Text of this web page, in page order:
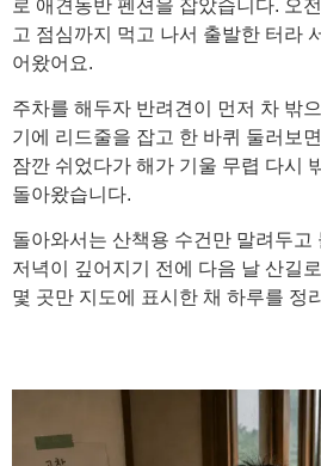
로 애견동반 펜션을 잡았습니다. 오
고 점심까지 먹고 나서 출발한 터라
어왔어요.
주차를 해두자 반려견이 먼저 차 밖
기에 리드줄을 잡고 한 바퀴 둘러보
잠깐 쉬었다가 해가 기울 무렵 다시
돌아왔습니다.
돌아와서는 산책용 수건만 말려두고
저녁이 깊어지기 전에 다음 날 산길
몇 곳만 지도에 표시한 채 하루를 정